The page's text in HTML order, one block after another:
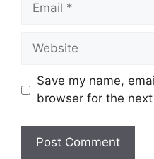
Website
Save my name,
browser for the